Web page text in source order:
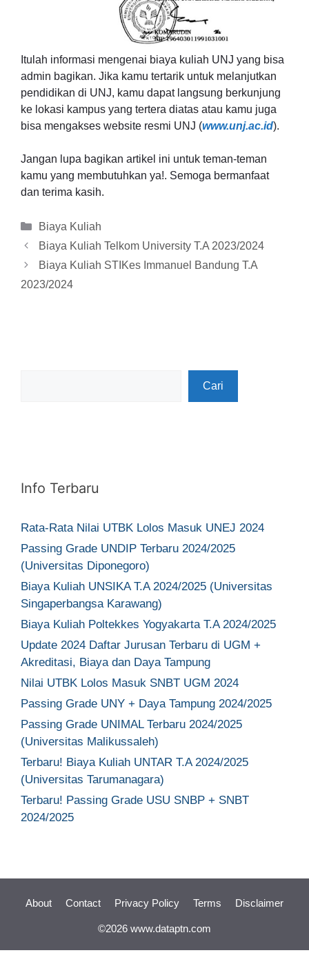
Itulah informasi mengenai biaya kuliah UNJ yang bisa
admin bagikan. Jika kamu tertarik untuk melanjutkan
pendidikan di UNJ, kamu dapat langsung berkunjung
ke lokasi kampus yang tertera diatas atau kamu juga
bisa mengakses website resmi UNJ (www.unj.ac.id).
Jangan lupa bagikan artikel ini untuk teman-teman
kamu yang membutuhkan ya!. Semoga bermanfaat
dan terima kasih.
Kategori
Biaya Kuliah
Biaya Kuliah Telkom University T.A 2023/2024
Biaya Kuliah STIKes Immanuel Bandung T.A
2023/2024
Cari
Info Terbaru
Rata-Rata Nilai UTBK Lolos Masuk UNEJ 2024
Passing Grade UNDIP Terbaru 2024/2025
(Universitas Diponegoro)
Biaya Kuliah UNSIKA T.A 2024/2025 (Universitas
Singaperbangsa Karawang)
Biaya Kuliah Poltekkes Yogyakarta T.A 2024/2025
Update 2024 Daftar Jurusan Terbaru di UGM +
Akreditasi, Biaya dan Daya Tampung
Nilai UTBK Lolos Masuk SNBT UGM 2024
Passing Grade UNY + Daya Tampung 2024/2025
Passing Grade UNIMAL Terbaru 2024/2025
(Universitas Malikussaleh)
Terbaru! Biaya Kuliah UNTAR T.A 2024/2025
(Universitas Tarumanagara)
Terbaru! Passing Grade USU SNBP + SNBT
2024/2025
About Contact Privacy Policy Terms Disclaimer
©2026 www.dataptn.com